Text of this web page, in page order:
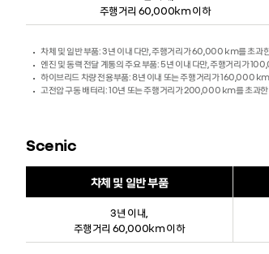
주행거리 60,000km 이하
차체 및 일반 부품: 3년 이내 다만, 주행거리가 60,000 km를 초과
엔진 및 동력 전달 계통의 주요 부품: 5년 이내 다만, 주행거리가
하이브리드 차량 전용부품: 8년 이내 또는 주행거리가 160,000
고전압 구동 배터리: 10년 또는 주행거리가 200,000 km를 초과한
Scenic
차체 및 일반 부품
3년 이내,
주행거리 60,000km 이하